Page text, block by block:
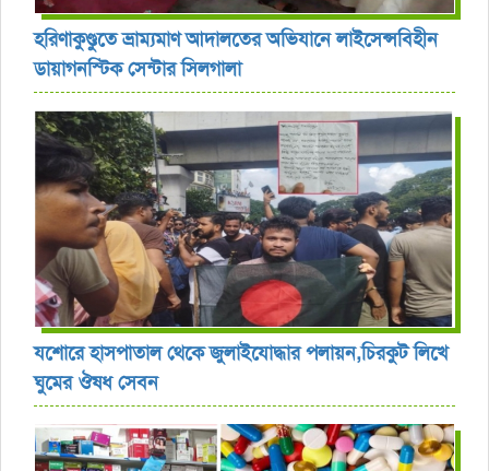
হরিণাকুণ্ডুতে ভ্রাম্যমাণ আদালতের অভিযানে লাইসেন্সবিহীন
ডায়াগনস্টিক সেন্টার সিলগালা
যশোরে হাসপাতাল থেকে জুলাইযোদ্ধার পলায়ন,চিরকুট লিখে
ঘুমের ঔষধ সেবন